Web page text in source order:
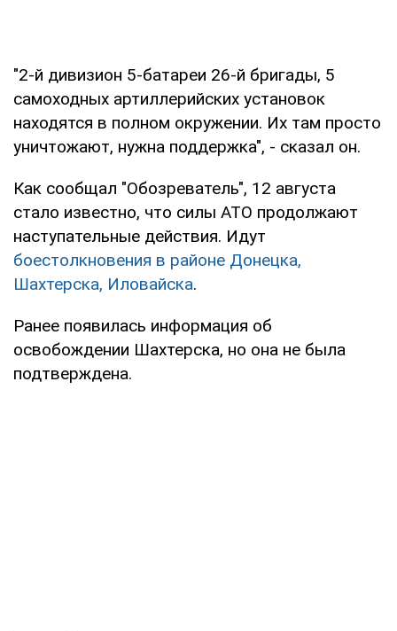
"2-й дивизион 5-батареи 26-й бригады, 5
самоходных артиллерийских установок
находятся в полном окружении. Их там просто
уничтожают, нужна поддержка", - сказал он.
Как сообщал "Обозреватель", 12 августа
стало известно, что силы АТО продолжают
наступательные действия. Идут
боестолкновения в районе Донецка,
Шахтерска, Иловайска.
Ранее появилась информация об
освобождении Шахтерска, но она не была
подтверждена.